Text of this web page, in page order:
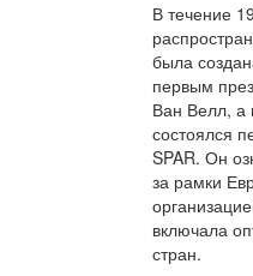
В течение
была
первым
Ван Велл, а
состоялся
SPAR. Он
за рамки
включала
стран.